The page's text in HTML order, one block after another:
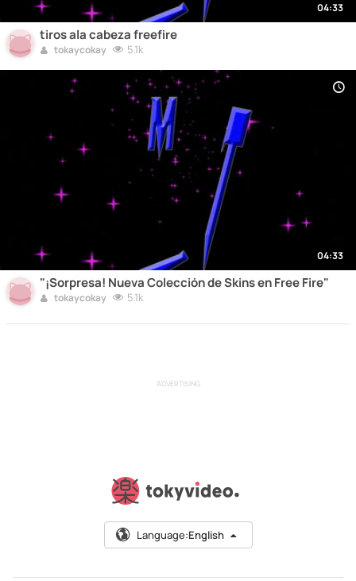
04:33
tiros ala cabeza freefire
tokaycokay 5.1k
04:33
"¡Sorpresa! Nueva Colección de Skins en Free Fire"
tokaycokay 5.1k
ADVERTISING
Language:English